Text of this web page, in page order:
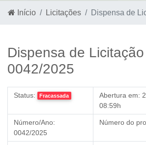
Início Licitações Dispensa de
Dispensa de Licitação
0042/2025
Status: Fracassada Abertura em:
08:59h
Número/Ano:
0042/2025
Número do